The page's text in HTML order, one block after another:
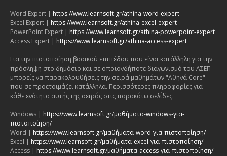
Word Expert | https://www.learnsoft.gr/athina-word-expert
Excel Expert | https://www.learnsoft.gr/athina-excel-expert
PowerPoint Expert | https://www.learnsoft.gr/athina-powerpoint-expert
Access Expert | https://www.learnsoft.gr/athina-access-expert
Για την πιστοποίηση βασικού επιπέδου που είναι κατάλληλη για την
πρόσληψη στο δημόσιο και σε οποιονδήποτε διαγωνισμό του ΑΣΕΠ
μπορείς να παρακολουθήσεις την σειρά μαθημάτων "Αθηνά Core"
που σε προετοιμάζει κατάλληλα. Περισσότερες πληροφορίες για
κάθε ενότητα αυτής της σειράς στις παρακάτω σελίδες:
Windows | https://www.learnsoft.gr/μαθήματα-windows-για-
πιστοποίηση/
Word | https://www.learnsoft.gr/μαθήματα-word-για-πιστοποίηση/
Excel | https://www.learnsoft.gr/μαθήματα-excel-για-πιστοποίηση/
Access | https://www.learnsoft.gr/μαθήματα-access-για-πιστοποίηση/